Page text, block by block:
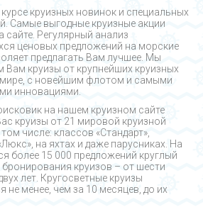
круизных новинок и специальных
Самые выгодные круизные акции
сайте. Регулярный анализ
ценовых предложений на морские
предлагать Вам лучшее. Мы
Вам круизы от крупнейших круизных
с новейшим флотом и самыми
инновациями.
на нашем круизном сайте
круизы от 21 мировой круизной
числе: классов «Стандарт»,
на яхтах и даже парусниках. На
более 15 000 предложений круглый
бронирования круизов – от шести
лет. Кругосветные круизы
не менее, чем за 10 месяцев, до их